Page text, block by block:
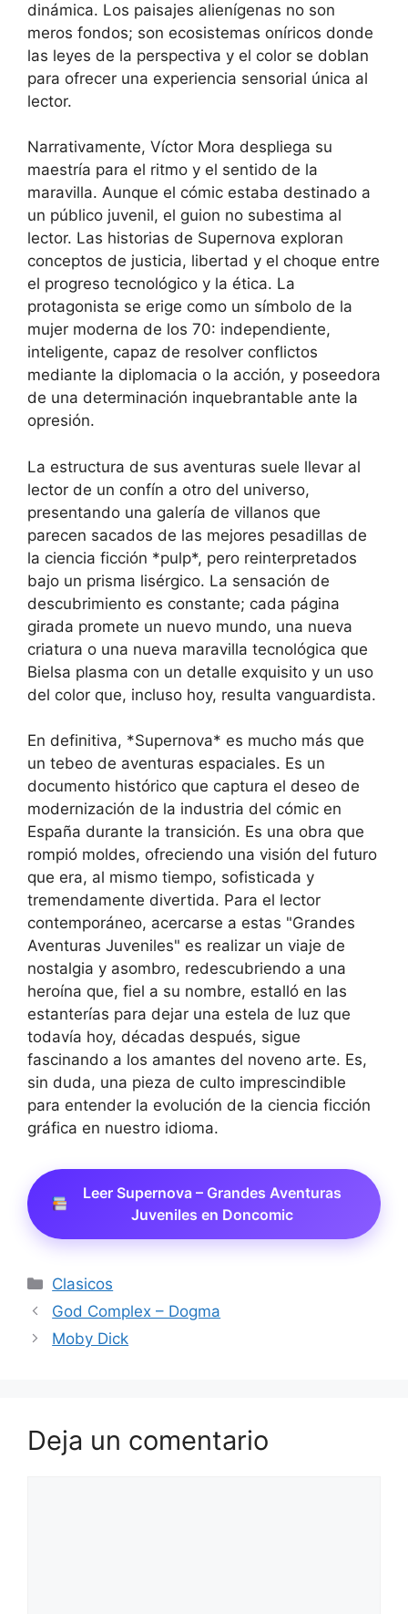
dinámica. Los paisajes alienígenas no son
meros fondos; son ecosistemas oníricos donde
las leyes de la perspectiva y el color se doblan
para ofrecer una experiencia sensorial única al
lector.
Narrativamente, Víctor Mora despliega su
maestría para el ritmo y el sentido de la
maravilla. Aunque el cómic estaba destinado a
un público juvenil, el guion no subestima al
lector. Las historias de Supernova exploran
conceptos de justicia, libertad y el choque entre
el progreso tecnológico y la ética. La
protagonista se erige como un símbolo de la
mujer moderna de los 70: independiente,
inteligente, capaz de resolver conflictos
mediante la diplomacia o la acción, y poseedora
de una determinación inquebrantable ante la
opresión.
La estructura de sus aventuras suele llevar al
lector de un confín a otro del universo,
presentando una galería de villanos que
parecen sacados de las mejores pesadillas de
la ciencia ficción *pulp*, pero reinterpretados
bajo un prisma lisérgico. La sensación de
descubrimiento es constante; cada página
girada promete un nuevo mundo, una nueva
criatura o una nueva maravilla tecnológica que
Bielsa plasma con un detalle exquisito y un uso
del color que, incluso hoy, resulta vanguardista.
En definitiva, *Supernova* es mucho más que
un tebeo de aventuras espaciales. Es un
documento histórico que captura el deseo de
modernización de la industria del cómic en
España durante la transición. Es una obra que
rompió moldes, ofreciendo una visión del futuro
que era, al mismo tiempo, sofisticada y
tremendamente divertida. Para el lector
contemporáneo, acercarse a estas "Grandes
Aventuras Juveniles" es realizar un viaje de
nostalgia y asombro, redescubriendo a una
heroína que, fiel a su nombre, estalló en las
estanterías para dejar una estela de luz que
todavía hoy, décadas después, sigue
fascinando a los amantes del noveno arte. Es,
sin duda, una pieza de culto imprescindible
para entender la evolución de la ciencia ficción
gráfica en nuestro idioma.
Leer Supernova – Grandes Aventuras
Juveniles en Doncomic
Categorías
Clasicos
God Complex – Dogma
Moby Dick
Deja un comentario